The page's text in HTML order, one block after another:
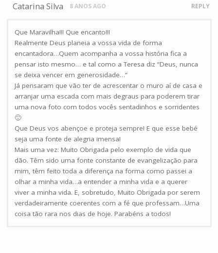
Catarina Silva 8 ANOS AGO REPLY
Que Maravilha!!! Que encanto!!!
Realmente Deus planeia a vossa vida de forma
encantadora…Quem acompanha a vossa história fica a
pensar isto mesmo… e tal como a Teresa diz “Deus, nunca
se deixa vencer em generosidade…”
Já pensaram que vão ter de acrescentar o muro aí de casa e
arranjar uma escada com mais degraus para poderem tirar
uma nova foto com todos vocês sentadinhos e sorridentes
🙂
Que Deus vos abençoe e proteja sempre! E que esse bebé
seja uma fonte de alegria imensa!
Mais uma vez: Muito Obrigada pelo exemplo de vida que
dão. Têm sido uma fonte constante de evangelização para
mim, têm feito toda a diferença na forma como passei a
olhar a minha vida…a entender a minha vida e a querer
viver a minha vida. E, sobretudo, Muito Obrigada por serem
verdadeiramente coerentes com a fé que professam…Uma
coisa tão rara nos dias de hoje. Parabéns a todos!